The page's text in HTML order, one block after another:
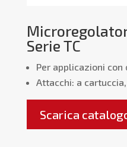
Serie TC
Per applicazioni
Attacchi: a
Scarica